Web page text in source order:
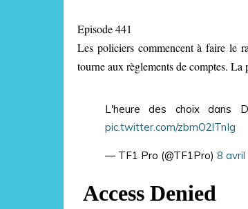
Episode 441
Les policiers commencent à faire le
tourne aux règlements de comptes.
L'heure des choix dans
pic.twitter.com/zbmO2lTnIg
— TF1 Pro (@TF1Pro) 8